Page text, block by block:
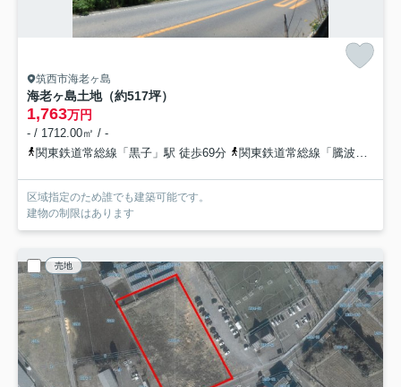
筑西市海老ヶ島
海老ヶ島土地（約517坪）
1,763万円
- / 1712.00㎡ / -
関東鉄道常総線「黒子」駅 徒歩69分
関東鉄道常総線「騰波ノ江」駅 徒歩101分
区域指定のため誰でも建築可能です。
建物の制限はあります
売地